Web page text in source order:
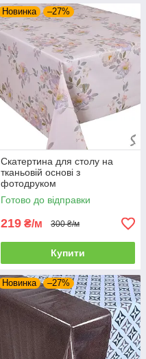
Новинка –27%
Скатертина для столу на
тканьовій основі з
фотодруком
Готово до відправки
219 ₴/м 300 ₴/м
Купити
Новинка –27%